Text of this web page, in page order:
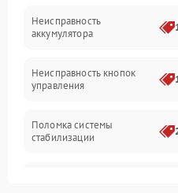
Неисправность
аккумулятора
Неисправность кнопок
управления
Поломка системы
стабилизации